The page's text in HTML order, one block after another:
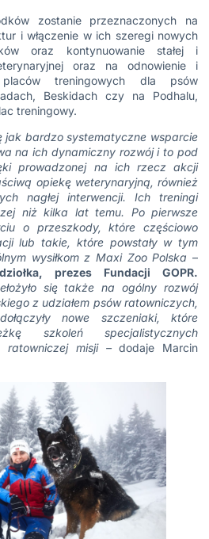
zostanie przeznaczonych na
i włączenie w ich szeregi nowych
oraz kontynuowanie stałej i
oraz na odnowienie i
treningowych dla psów
Beskidach czy na Podhalu,
treningowy.
jak bardzo systematyczne wsparcie
na ich dynamiczny rozwój i to pod
prowadzonej na ich rzecz akcji
opiekę weterynaryjną, również
nagłej interwencji. Ich treningi
niż kilka lat temu. Po pierwsze
o przeszkody, które częściowo
lub takie, które powstały w tym
wysiłkom z Maxi Zoo Polska –
prezes Fundacji GOPR.
się także na ogólny rozwój
z udziałem psów ratowniczych,
nowe szczeniaki, które
szkoleń specjalistycznych
ratowniczej misji –dodaje Marcin